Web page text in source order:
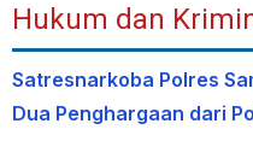
Hukum dan
Satresnarkoba Polres
Dua Penghargaan dari